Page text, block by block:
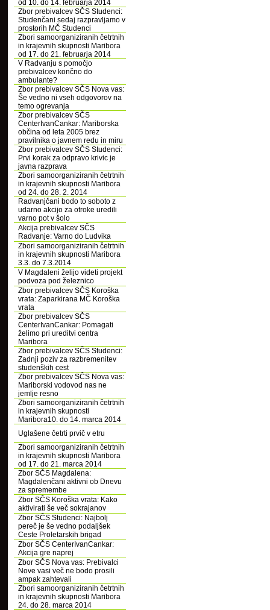
od 10. do 14. februarja 2014
Zbor prebivalcev SČS Studenci:
Studenčani sedaj razpravljamo v
prostorih MČ Studenci
Zbori samoorganiziranih četrtnih
in krajevnih skupnosti Maribora
od 17. do 21. februarja 2014
V Radvanju s pomočjo
prebivalcev končno do
ambulante?
Zbor prebivalcev SČS Nova vas:
Še vedno ni vseh odgovorov na
temo ogrevanja
Zbor prebivalcev SČS
CenterIvanCankar: Mariborska
občina od leta 2005 brez
pravilnika o javnem redu in miru
Zbor prebivalcev SČS Studenci:
Prvi korak za odpravo krivic je
javna razprava
Zbori samoorganiziranih četrtnih
in krajevnih skupnosti Maribora
od 24. do 28. 2. 2014
Radvanjčani bodo to soboto z
udarno akcijo za otroke uredili
varno pot v šolo
Akcija prebivalcev SČS
Radvanje: Varno do Ludvika
Zbori samoorganiziranih četrtnih
in krajevnih skupnosti Maribora
3.3. do 7.3.2014
V Magdaleni želijo videti projekt
podvoza pod železnico
Zbor prebivalcev SČS Koroška
vrata: Zaparkirana MČ Koroška
vrata
Zbor prebivalcev SČS
CenterIvanCankar: Pomagati
želimo pri ureditvi centra
Maribora
Zbor prebivalcev SČS Studenci:
Zadnji poziv za razbremenitev
studenških cest
Zbor prebivalcev SČS Nova vas:
Mariborski vodovod nas ne
jemlje resno
Zbori samoorganiziranih četrtnih
in krajevnih skupnosti
Maribora10. do 14. marca 2014
Uglašene četrti prvič v etru
Zbori samoorganiziranih četrtnih
in krajevnih skupnosti Maribora
od 17. do 21. marca 2014
Zbor SČS Magdalena:
Magdalenčani aktivni ob Dnevu
za spremembe
Zbor SČS Koroška vrata: Kako
aktivirati še več sokrajanov
Zbor SČS Studenci: Najbolj
pereč je še vedno podaljšek
Ceste Proletarskih brigad
Zbor SČS CenterIvanCankar:
Akcija gre naprej
Zbor SČS Nova vas: Prebivalci
Nove vasi več ne bodo prosili
ampak zahtevali
Zbori samoorganiziranih četrtnih
in krajevnih skupnosti Maribora
24. do 28. marca 2014